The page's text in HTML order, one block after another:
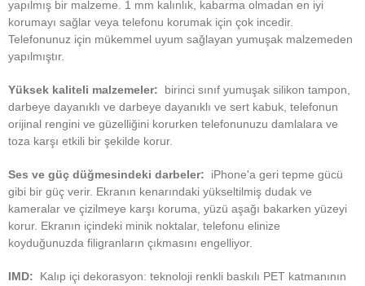
yapılmış bir malzeme.
1 mm kalınlık, kabarma olmadan en iyi
korumayı sağlar veya telefonu korumak için çok incedir.
Telefonunuz için mükemmel uyum sağlayan yumuşak malzemeden
yapılmıştır.
Yüksek kaliteli malzemeler:
birinci sınıf yumuşak silikon tampon,
darbeye dayanıklı ve darbeye dayanıklı ve sert kabuk, telefonun
orijinal rengini ve güzelliğini korurken telefonunuzu damlalara ve
toza karşı etkili bir şekilde korur.
Ses ve güç düğmesindeki darbeler:
iPhone'a geri tepme gücü
gibi bir güç verir. Ekranın kenarındaki yükseltilmiş dudak ve
kameralar ve çizilmeye karşı koruma, yüzü aşağı bakarken yüzeyi
korur. Ekranın içindeki minik noktalar, telefonu elinize
koyduğunuzda filigranların çıkmasını engelliyor.
IMD:
Kalıp içi dekorasyon: teknoloji renkli baskılı PET katmanının